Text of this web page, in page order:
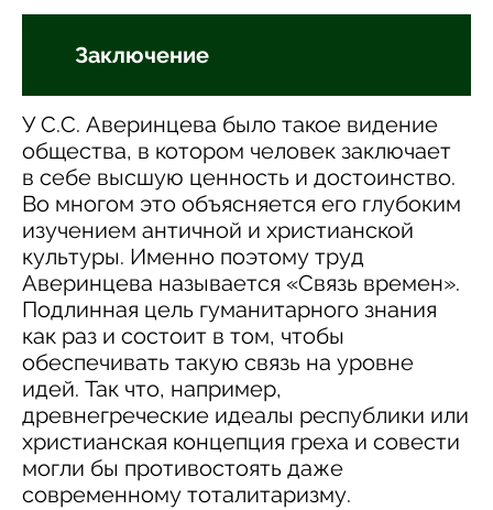
Заключение
У С.С. Аверинцева было такое видение
общества, в котором человек заключает
в себе высшую ценность и достоинство.
Во многом это объясняется его глубоким
изучением античной и христианской
культуры. Именно поэтому труд
Аверинцева называется «Связь времен».
Подлинная цель гуманитарного знания
как раз и состоит в том, чтобы
обеспечивать такую связь на уровне
идей. Так что, например,
древнегреческие идеалы республики или
христианская концепция греха и совести
могли бы противостоять даже
современному тоталитаризму.